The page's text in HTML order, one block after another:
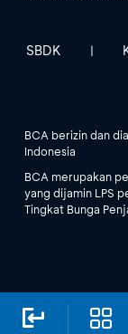
SBDK |
BCA berizin dan
Indonesia
BCA merupakan
yang dijamin LPS
Tingkat Bunga